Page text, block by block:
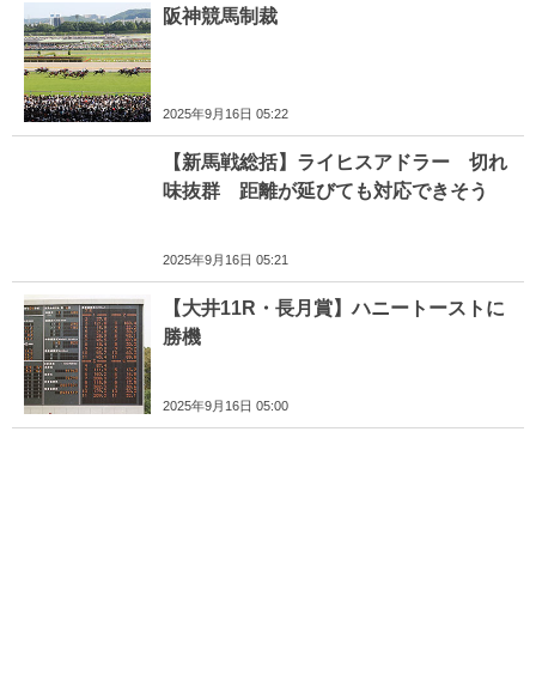
阪神競馬制裁
2025年9月16日 05:22
【新馬戦総括】ライヒスアドラー 切れ
味抜群 距離が延びても対応できそう
2025年9月16日 05:21
【大井11R・長月賞】ハニートーストに
勝機
2025年9月16日 05:00